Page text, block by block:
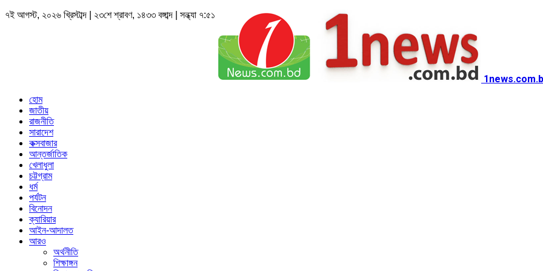
৭ই আগস্ট, ২০২৬ খ্রিস্টাব্দ | ২৩শে শ্রাবণ, ১৪৩৩ বঙ্গাব্দ | সন্ধ্যা ৭:৫১
হোম
জাতীয়
রাজনীতি
সারাদেশ
কক্সবাজার
আন্তর্জাতিক
খেলাধুলা
চট্টগ্রাম
ধর্ম
পর্যটন
বিনোদন
ক্যারিয়ার
আইন-আদালত
আরও
অর্থনীতি
শিক্ষাঙ্গন